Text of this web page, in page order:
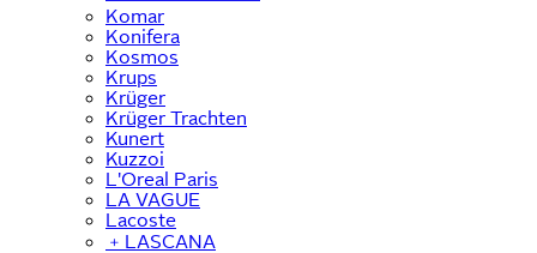
Komar
Konifera
Kosmos
Krups
Krüger
Krüger Trachten
Kunert
Kuzzoi
L'Oreal Paris
LA VAGUE
Lacoste
﹢ LASCANA